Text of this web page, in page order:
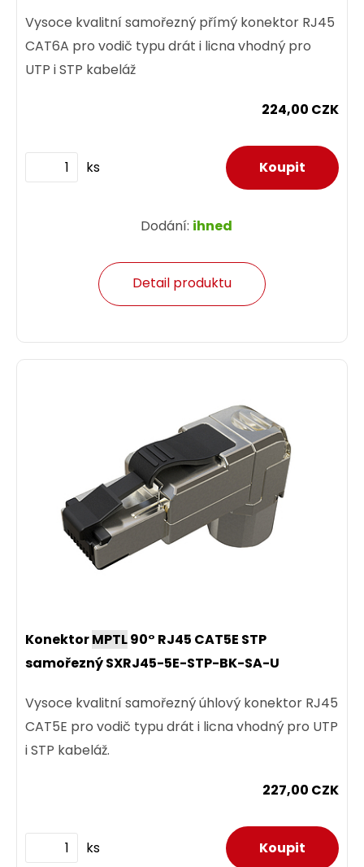
Vysoce kvalitní samořezný přímý konektor RJ45
CAT6A pro vodič typu drát i licna vhodný pro
UTP i STP kabeláž
224,00 CZK
ks
Dodání: ihned
Detail produktu
KonektorMPTL90° RJ45 CAT5E STP
samořezný SXRJ45-5E-STP-BK-SA-U
Vysoce kvalitní samořezný úhlový konektor RJ45
CAT5E pro vodič typu drát i licna vhodný pro UTP
i STP kabeláž.
227,00 CZK
ks